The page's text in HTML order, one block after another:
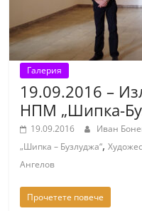
Галерия
19.09.2016 –
НПМ „Шипка-
19.09.2016 Иван
„Шипка – Бузлуджа“,
Ангелов
Прочетете повече